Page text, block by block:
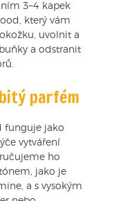
3–4 kapek
který vám
uvolnit a
a odstranit
parfém
funguje jako
vytváření
ho
jako je
a s vysokým